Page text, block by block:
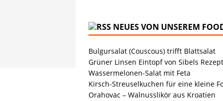
NEUES VON UNSEREM
Bulgursalat (Couscous) trifft Blattsalat
Grüner Linsen Eintopf von Sibels
Wassermelonen-Salat mit Feta
Kirsch-Streuselkuchen für eine kleine
Orahovac – Walnusslikör aus Kroatien